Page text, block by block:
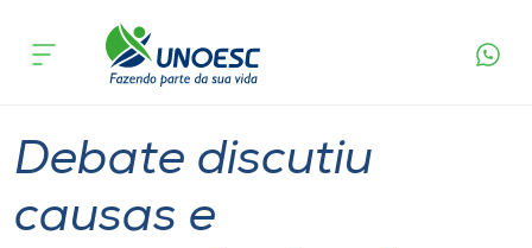
Cursos
acontece
Debate discutiu
causas e